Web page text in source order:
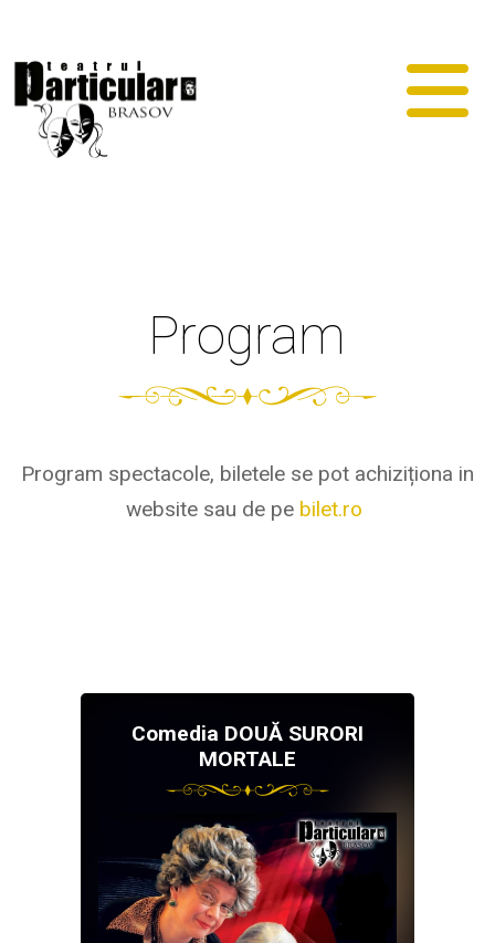
Program
Program spectacole, biletele se pot achiziționa in
website sau de pe bilet.ro
Comedia DOUĂ SURORI
MORTALE